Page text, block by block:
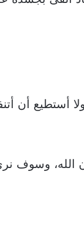
أستطيع أن
الله، وسوف